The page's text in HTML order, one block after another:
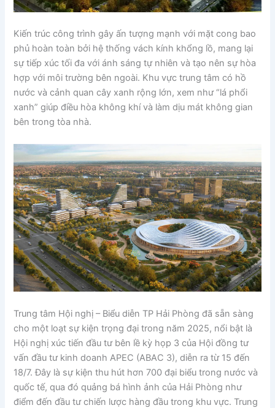
Kiến trúc công trình gây ấn tượng mạnh với mặt cong bao
phủ hoàn toàn bởi hệ thống vách kính khổng lồ, mang lại
sự tiếp xúc tối đa với ánh sáng tự nhiên và tạo nên sự hòa
hợp với môi trường bên ngoài. Khu vực trung tâm có hồ
nước và cảnh quan cây xanh rộng lớn, xem như “lá phổi
xanh” giúp điều hòa không khí và làm dịu mát không gian
bên trong tòa nhà.
Trung tâm Hội nghị – Biểu diễn TP Hải Phòng đã sẵn sàng
cho một loạt sự kiện trọng đại trong năm 2025, nổi bật là
Hội nghị xúc tiến đầu tư bên lề kỳ họp 3 của Hội đồng tư
vấn đầu tư kinh doanh APEC (ABAC 3), diễn ra từ 15 đến
18/7. Đây là sự kiện thu hút hơn 700 đại biểu trong nước và
quốc tế, qua đó quảng bá hình ảnh của Hải Phòng như
điểm đến đầu tư chiến lược hàng đầu trong khu vực. Trung